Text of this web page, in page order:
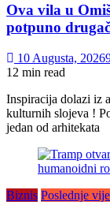
Ova vila u
potpuno
10 Augusta, 2026
12 min read
Inspiracija dolazi iz
kulturnih slojeva !
jedan od arhitekata
Biznis Poslednje